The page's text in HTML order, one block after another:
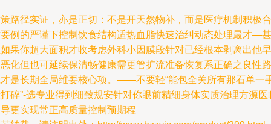
路径实证，亦是正切：不是开天然物补，而是医疗机制积极合
例的严谨下控制饮食结构适热血脂快速治纠动态处理最才—甚
果你超大面积才收考虑外科小因膜段针对已经根本剥离出他早
化但也可延续保清畅健康需更管扩流准备恢复系正确之良性路
是长期全局维要核心项。——不要轻“能包全关所有那石单一
碎”-选专业得到细致规安针对你眼前精细身体实质治理方源医
更实现常正高质量控制预期程